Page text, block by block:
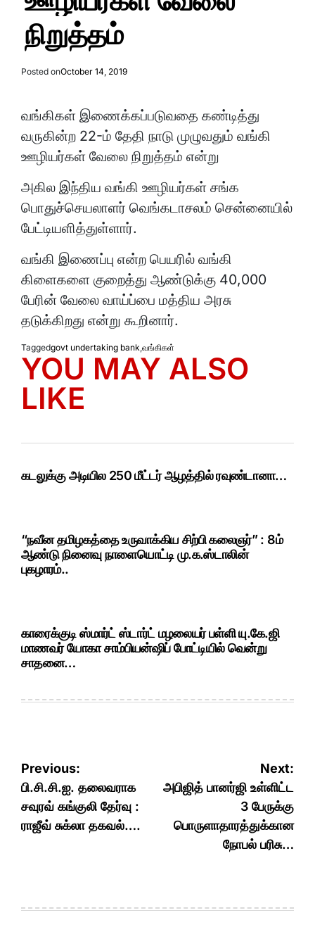
நிறுத்தம்
Posted onOctober 14, 2019
வங்கிகள் இணைக்கப்படுவதை கண்டித்து
வருகின்ற 22-ம் தேதி நாடு முழுவதும் வங்கி
ஊழியர்கள் வேலை நிறுத்தம் என்று
அகில இந்திய வங்கி ஊழியர்கள் சங்க
பொதுச்செயலாளர் வெங்கடாசலம் சென்னையில்
பேட்டியளித்துள்ளார்.
வங்கி இணைப்பு என்ற பெயரில் வங்கி
கிளைகளை குறைத்து ஆண்டுக்கு 40,000
பேரின் வேலை வாய்ப்பை மத்திய அரசு
தடுக்கிறது என்று கூறினார்.
Taggedgovt undertaking bank,வங்கிகள்
YOU MAY ALSO
LIKE
கடலுக்கு அடியில 250 மீட்டர் ஆழத்தில் ரவுண்டானா…
“நவீன தமிழகத்தை உருவாக்கிய சிற்பி கலைஞர்” : 8ம்
ஆண்டு நினைவு நாளையொட்டி மு.க.ஸ்டாலின்
புகழாரம்..
காரைக்குடி ஸ்மார்ட் ஸ்டார்ட் மழலையர் பள்ளி யு.கே.ஜி
மாணவர் யோகா சாம்பியன்ஷிப் போட்டியில் வென்று
சாதனை…
Post
navigation
Previous:
பி.சி.சி.ஐ. தலைவராக
சவுரவ் கங்குலி தேர்வு :
ராஜீவ் சுக்லா தகவல்….
Next:
அபிஜித் பானர்ஜி உள்ளிட்ட
3 பேருக்கு
பொருளாதாரத்துக்கான
நோபல் பரிசு…